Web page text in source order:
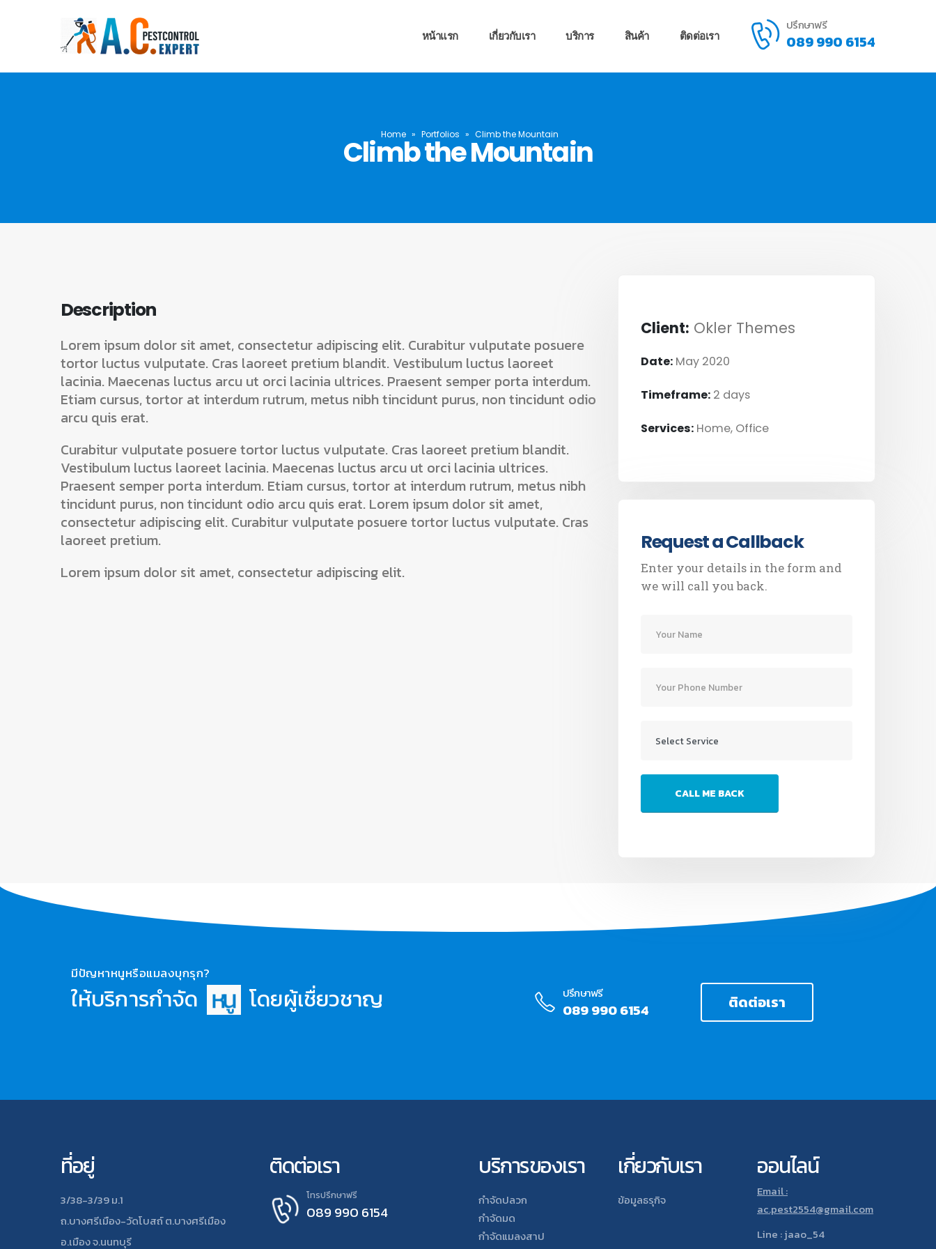
หน้าแรก เกี่ยวกับเรา บริการ สินค้า ติดต่อเรา
ปรึกษาฟรี
089 990 6154
Home » Portfolios » Climb the Mountain
Climb the Mountain
Lorem ipsum dolor sit amet, consectetur adipiscing elit. Curabitur vulputate posuere
tortor luctus vulputate. Cras laoreet pretium blandit. Vestibulum luctus laoreet
lacinia. Maecenas luctus arcu ut orci lacinia ultrices. Praesent semper porta interdum.
Etiam cursus, tortor at interdum rutrum, metus nibh tincidunt purus, non tincidunt odio
arcu quis erat.
Curabitur vulputate posuere tortor luctus vulputate. Cras laoreet pretium blandit.
Vestibulum luctus laoreet lacinia. Maecenas luctus arcu ut orci lacinia ultrices.
Praesent semper porta interdum. Etiam cursus, tortor at interdum rutrum, metus nibh
tincidunt purus, non tincidunt odio arcu quis erat. Lorem ipsum dolor sit amet,
consectetur adipiscing elit. Curabitur vulputate posuere tortor luctus vulputate. Cras
laoreet pretium.
Lorem ipsum dolor sit amet, consectetur adipiscing elit.
Client: Okler Themes
Date: May 2020
Timeframe: 2 days
Services: Home, Office
Request a Callback
Enter your details in the form and
we will call you back.
มีปัญหาหนูหรือแมลงบุกรุก?
ให้บริการกำจัด หน โดยผู้เชื่ยวชาญ ปรึกษาฟรี
089 990 6154 ติดต่อเรา
ที่อยู่
3/38-3/39 ม.1
ถ.บางศรีเมือง-วัดโบสถ์ ต.บางศรีเมือง
อ.เมือง จ.นนทบุรี
ติดต่อเรา
โทรปรึกษาฟรี
089 990 6154
บริการของเรา
กำจัดปลวก
กำจัดมด
กำจัดแมลงสาป
เกี่ยวกับเรา
ข้อมูลธรุกิจ
ออนไลน์
Email :
ac.pest2554@gmail.com
Line : jaao_54